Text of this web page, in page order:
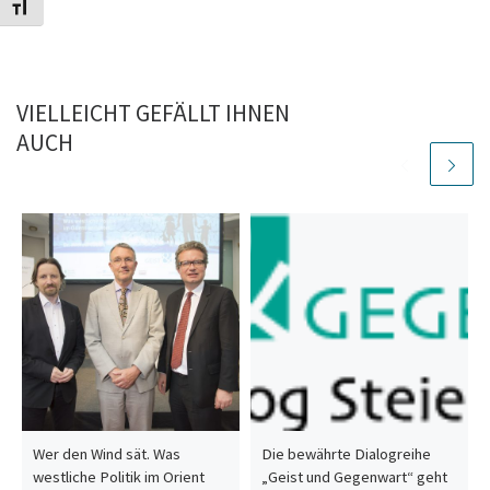
Toggle Font size
VIELLEICHT GEFÄLLT IHNEN
AUCH
Wer den Wind sät. Was
westliche Politik im Orient
Die bewährte Dialogreihe
„Geist und Gegenwart“ geht